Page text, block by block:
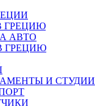
ГРЕЦИЮ
АВТО
ГРЕЦИЮ
И СТУДИИ